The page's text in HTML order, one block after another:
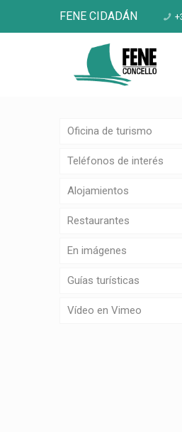
FENE CIDADÁN
Oficina de turismo
Teléfonos de interés
Alojamientos
Restaurantes
En imágenes
Guías turísticas
Vídeo en Vimeo